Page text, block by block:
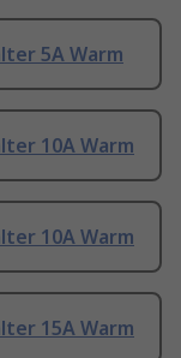
5A Warm
10A Warm
10A Warm
15A Warm